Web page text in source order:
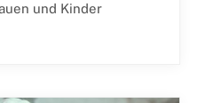
und Kinder